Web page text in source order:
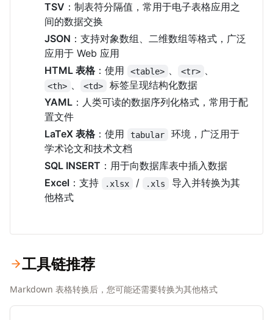
TSV ：制表符分隔值，常用于电子表格应用之
间的数据交换
JSON ：支持对象数组、二维数组等格式，广泛
应用于 Web 应用
HTML 表格 ：使用 <table> 、 <tr> 、
<th> 、 <td>
标签呈现结构化数据
YAML ：人类可读的数据序列化格式，常用于配
置文件
LaTeX 表格 ：使用 tabular
环境，广泛用于
学术论文和技术文档
SQL INSERT ：用于向数据库表中插入数据
Excel ：支持 .xlsx / .xls
导入并转换为其
他格式
工具链推荐
Markdown 表格转换后，您可能还需要转换为其他格式